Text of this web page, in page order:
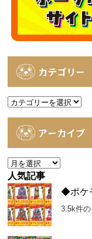
カテゴリー
カ
アーカイブ
ア
ー
カ
イ
ブ
人気記事
◆ポケ
3.5k件